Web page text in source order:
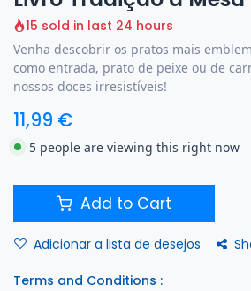
15 sold in last 24 hours
Venha descobrir os pratos mais
como entrada, prato de peixe ou de
nossos doces irresistíveis!
11,99 €
5 people are viewing this right now
Add to Cart
Adicionar a lista de desejos
Terms and Conditions :